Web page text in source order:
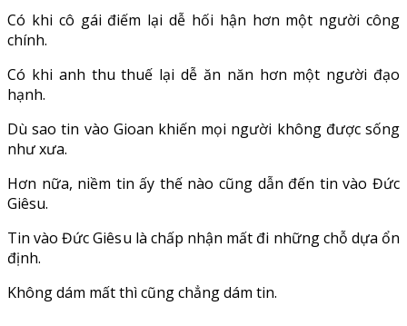
Có khi cô gái điếm lại dễ hối hận hơn một người công
chính.
Có khi anh thu thuế lại dễ ăn năn hơn một người đạo
hạnh.
Dù sao tin vào Gioan khiến mọi người không được sống
như xưa.
Hơn nữa, niềm tin ấy thế nào cũng dẫn đến tin vào Đức
Giêsu.
Tin vào Đức Giêsu là chấp nhận mất đi những chỗ dựa ổn
định.
Không dám mất thì cũng chẳng dám tin.